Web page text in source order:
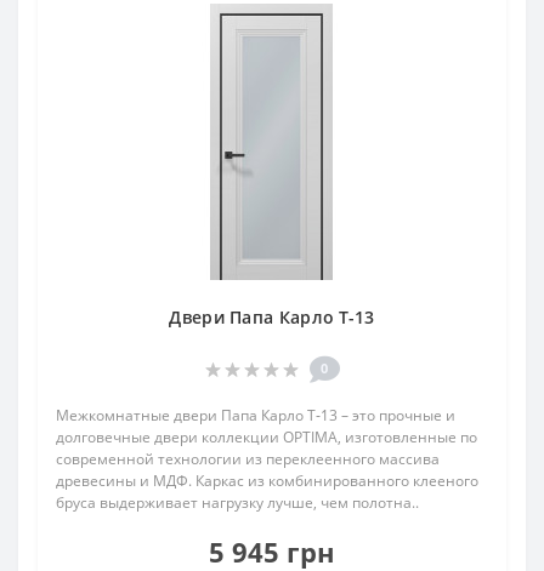
Двери Папа Карло T-13
0
Межкомнатные двери Папа Карло T‑13 – это прочные и
долговечные двери коллекции OPTIMA, изготовленные по
современной технологии из переклеенного массива
древесины и МДФ. Каркас из комбинированного клееного
бруса выдерживает нагрузку лучше, чем полотна..
5 945 грн